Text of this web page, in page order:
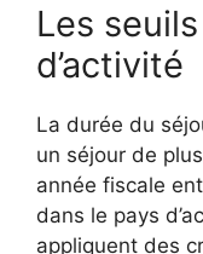
Les
d’activité
La durée du
un séjour de
année fiscale
dans le pays
appliquent des